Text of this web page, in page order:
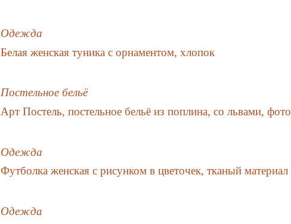
Одежда
Белая женская туника с орнаментом, хлопок
Постельное бельё
Арт Постель, постельное бельё из поплина, со львами, фото
Одежда
Футболка женская с рисунком в цветочек, тканый материал
Одежда